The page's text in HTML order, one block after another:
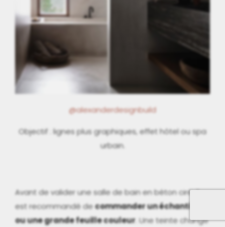
@alexanderdesignbuild
Objectif : lignes plus graphiques, effet hôtel ou spa
urbain.
Avant de valider une salle de bain en béton ciré, il
est recommandé decommander un échantillon
ou une grande feuille couleur . Une teinte change